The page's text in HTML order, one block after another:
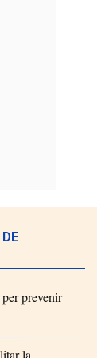
prevenir
la